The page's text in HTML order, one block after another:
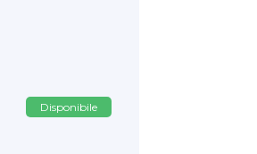
Disponibile